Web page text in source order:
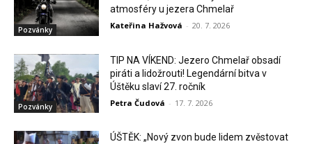
Pozvánky
atmosféry u jezera Chmelař
Kateřina Hažvová - 20. 7. 2026
Pozvánky
TIP NA VÍKEND: Jezero Chmelař obsadí
piráti a lidožrouti! Legendární bitva v
Úštěku slaví 27. ročník
Petra Čudová - 17. 7. 2026
ÚŠTĚK: „Nový zvon bude lidem zvěstovat